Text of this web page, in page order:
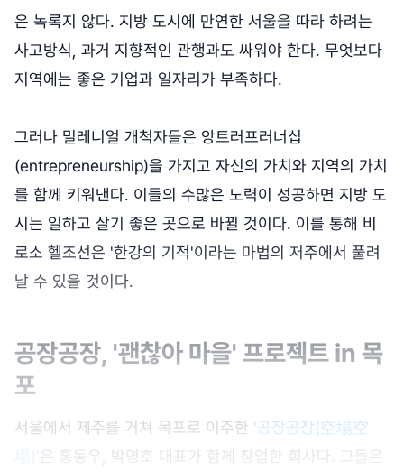
은 녹록지 않다. 지방 도시에 만연한 서울을 따라 하려는
사고방식, 과거 지향적인 관행과도 싸워야 한다. 무엇보다
지역에는 좋은 기업과 일자리가 부족하다.
그러나 밀레니얼 개척자들은 앙트러프러너십
(entrepreneurship)을 가지고 자신의 가치와 지역의 가치
를 함께 키워낸다. 이들의 수많은 노력이 성공하면 지방 도
시는 일하고 살기 좋은 곳으로 바뀔 것이다. 이를 통해 비
로소 헬조선은 '한강의 기적'이라는 마법의 저주에서 풀려
날 수 있을 것이다.
공장공장, '괜찮아 마을' 프로젝트 in 목
포
서울에서 제주를 거쳐 목포로 이주한 '공장공장(空場空
場)' 은 홍동우, 박명호 대표가 함께 창업한 회사다. 그들은